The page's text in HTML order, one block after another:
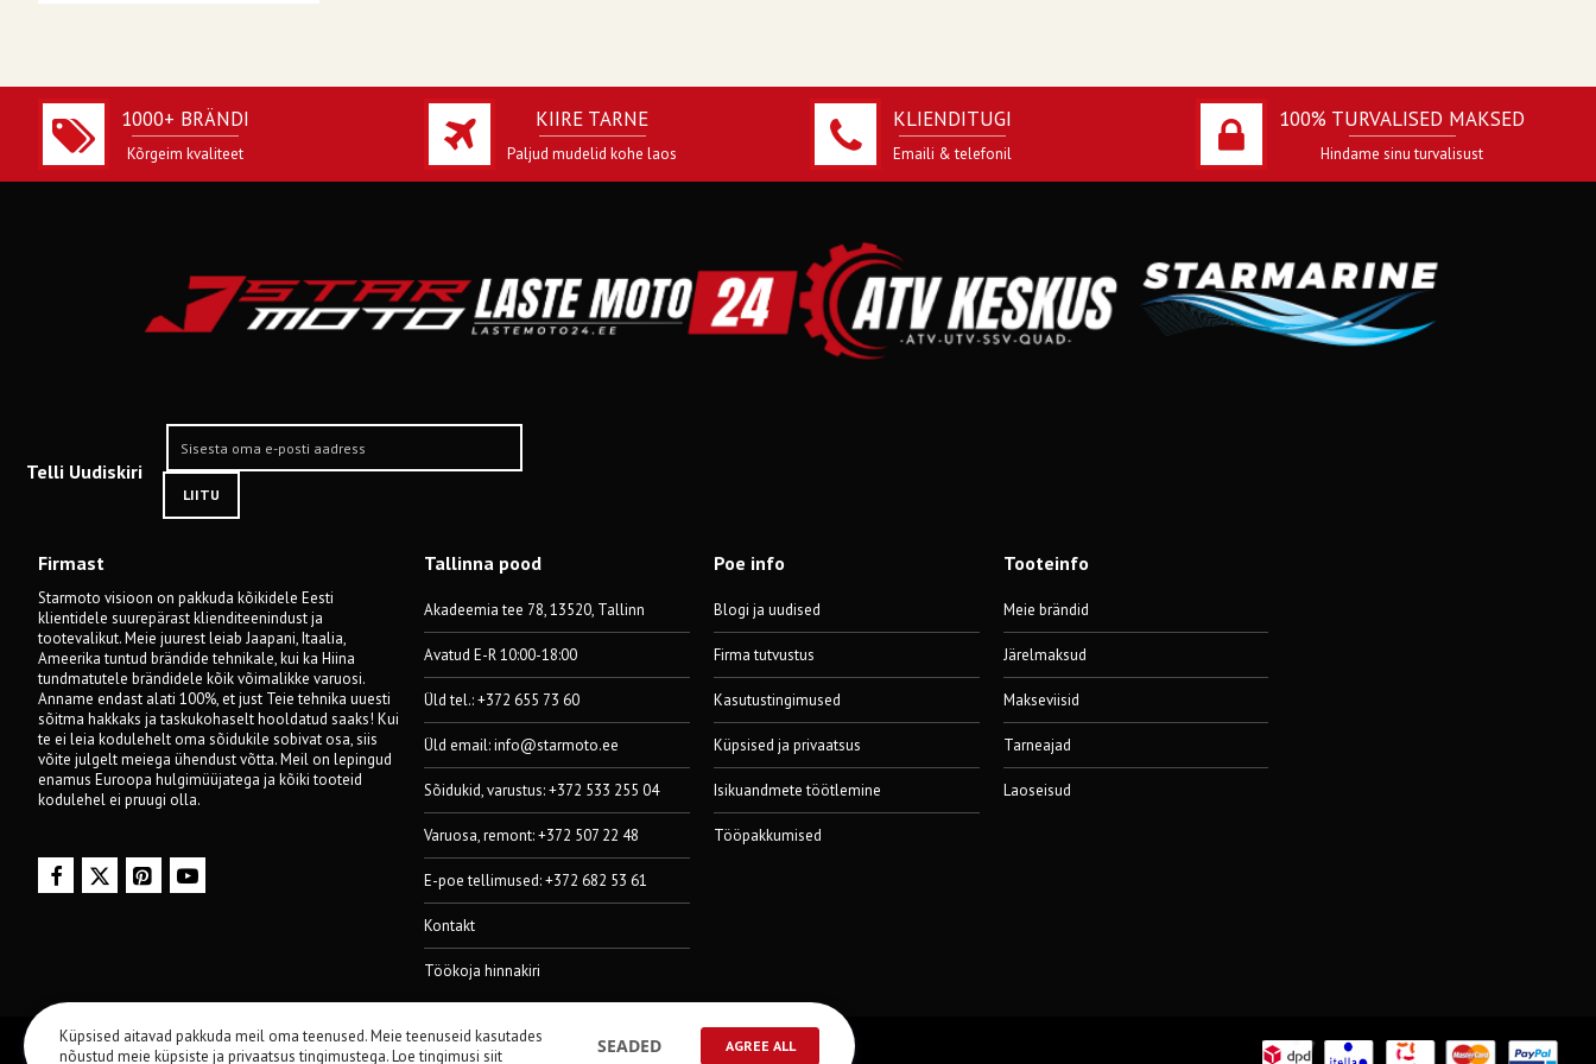
1000+ BRÄNDI
Kõrgeim kvaliteet
KIIRE TARNE
Paljud mudelid kohe laos
KLIENDITUGI
Emaili & telefonil
100% TURVALISED MAKSED
Hindame sinu turvalisust
Telli Uudiskiri
LIITU
Firmast
Starmoto visioon on pakkuda kõikidele Eesti
klientidele suurepärast klienditeenindust ja
tootevalikut. Meie juurest leiab Jaapani, Itaalia,
Ameerika tuntud brändide tehnikale, kui ka Hiina
tundmatutele brändidele kõik võimalikke varuosi.
Anname endast alati 100%, et just Teie tehnika uuesti
sõitma hakkaks ja taskukohaselt hooldatud saaks! Kui
te ei leia kodulehelt oma sõidukile sobivat osa, siis
võite julgelt meiega ühendust võtta. Meil on lepingud
enamus Euroopa hulgimüüjatega ja kõiki tooteid
kodulehel ei pruugi olla.
Tallinna pood
Akadeemia tee 78, 13520, Tallinn
Avatud E-R 10:00-18:00
Üld tel.: +372 655 73 60
Üld email:info@starmoto.ee
Sõidukid, varustus: +372 533 255 04
Varuosa, remont: +372 507 22 48
E-poe tellimused: +372 682 53 61
Kontakt
Töökoja hinnakiri
Poe info
Blogi ja uudised
Firma tutvustus
Kasutustingimused
Küpsised ja privaatsus
Isikuandmete töötlemine
Tööpakkumised
Tooteinfo
Meie brändid
Järelmaksud
Makseviisid
Tarneajad
Laoseisud
© 2014-2024 Starmoto OÜ
Küpsised aitavad pakkuda meil oma teenused. Meie teenuseid kasutades
nõustud meie küpsiste ja privaatsus tingimustega.Loe tingimusi siit SEADED AGREE ALL